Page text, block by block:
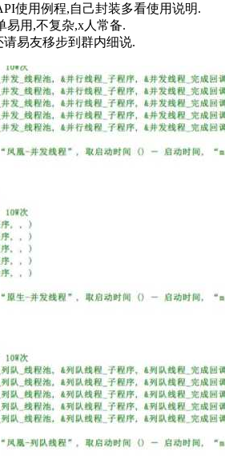
使用例程,自己封装多看使用说明.
易用,不复杂,x人常备.
易友移步到群内细说.